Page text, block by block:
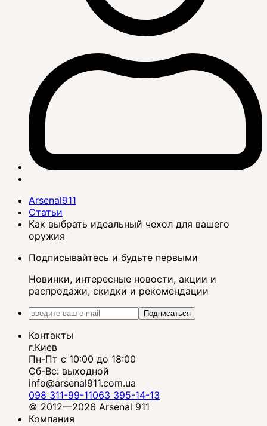
Arsenal911
Статьи
Как выбрать идеальный чехол для вашего
оружия
Подписывайтесь и будьте первыми
Новинки, интересные новости, акции и
распродажи, скидки и рекомендации
Подписаться
Контакты
г.Киев
Пн-Пт с 10:00 до 18:00
Сб-Вс: выходной
info@arsenal911.com.ua
098 311-99-11063 395-14-13
© 2012—2026 Arsenal 911
Компания